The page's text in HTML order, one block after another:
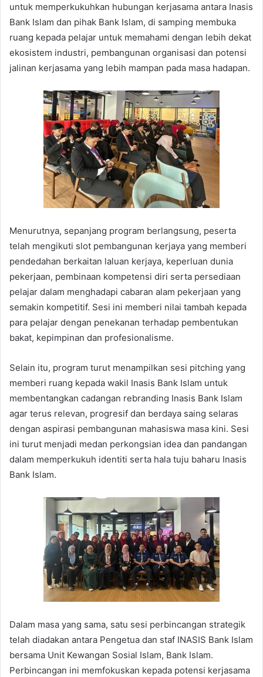
untuk memperkukuhkan hubungan kerjasama antara Inasis
Bank Islam dan pihak Bank Islam, di samping membuka
ruang kepada pelajar untuk memahami dengan lebih dekat
ekosistem industri, pembangunan organisasi dan potensi
jalinan kerjasama yang lebih mampan pada masa hadapan.
Menurutnya, sepanjang program berlangsung, peserta
telah mengikuti slot pembangunan kerjaya yang memberi
pendedahan berkaitan laluan kerjaya, keperluan dunia
pekerjaan, pembinaan kompetensi diri serta persediaan
pelajar dalam menghadapi cabaran alam pekerjaan yang
semakin kompetitif. Sesi ini memberi nilai tambah kepada
para pelajar dengan penekanan terhadap pembentukan
bakat, kepimpinan dan profesionalisme.
Selain itu, program turut menampilkan sesi pitching yang
memberi ruang kepada wakil Inasis Bank Islam untuk
membentangkan cadangan rebranding Inasis Bank Islam
agar terus relevan, progresif dan berdaya saing selaras
dengan aspirasi pembangunan mahasiswa masa kini. Sesi
ini turut menjadi medan perkongsian idea dan pandangan
dalam memperkukuh identiti serta hala tuju baharu Inasis
Bank Islam.
Dalam masa yang sama, satu sesi perbincangan strategik
telah diadakan antara Pengetua dan staf INASIS Bank Islam
bersama Unit Kewangan Sosial Islam, Bank Islam.
Perbincangan ini memfokuskan kepada potensi kerjasama